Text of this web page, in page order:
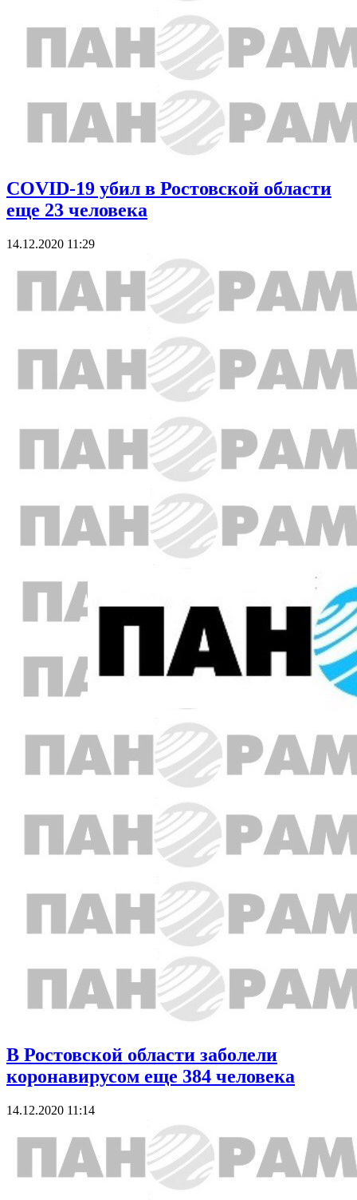
COVID-19 убил в Ростовской области
еще 23 человека
14.12.2020 11:29
В Ростовской области заболели
коронавирусом еще 384 человека
14.12.2020 11:14